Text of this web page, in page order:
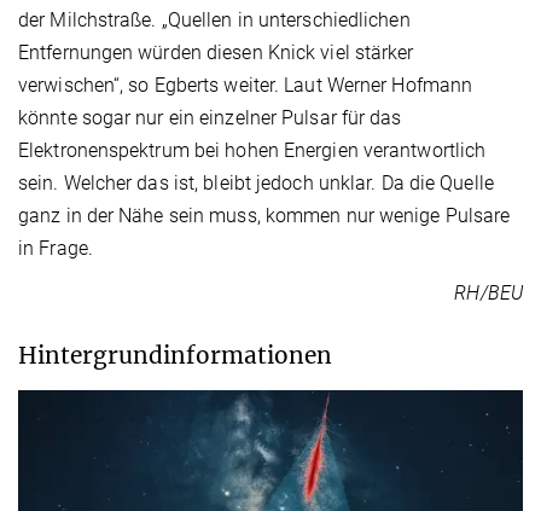
der Milchstraße. „Quellen in unterschiedlichen
Entfernungen würden diesen Knick viel stärker
verwischen“, so Egberts weiter. Laut Werner Hofmann
könnte sogar nur ein einzelner Pulsar für das
Elektronenspektrum bei hohen Energien verantwortlich
sein. Welcher das ist, bleibt jedoch unklar. Da die Quelle
ganz in der Nähe sein muss, kommen nur wenige Pulsare
in Frage.
RH/BEU
Hintergrundinformationen